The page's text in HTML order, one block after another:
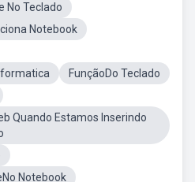
No Teclado
Notebook
FunçãoDo Teclado
Quando Estamos Inserindo
Notebook